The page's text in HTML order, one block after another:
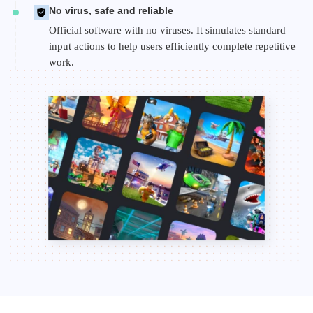
No virus, safe and reliable
Official software with no viruses. It simulates standard
input actions to help users efficiently complete repetitive
work.